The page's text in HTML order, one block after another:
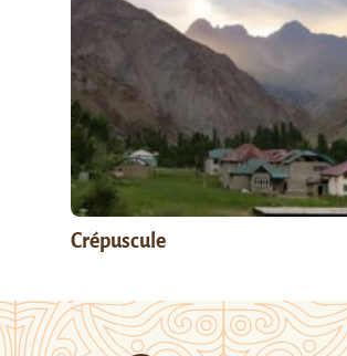
Crépuscule